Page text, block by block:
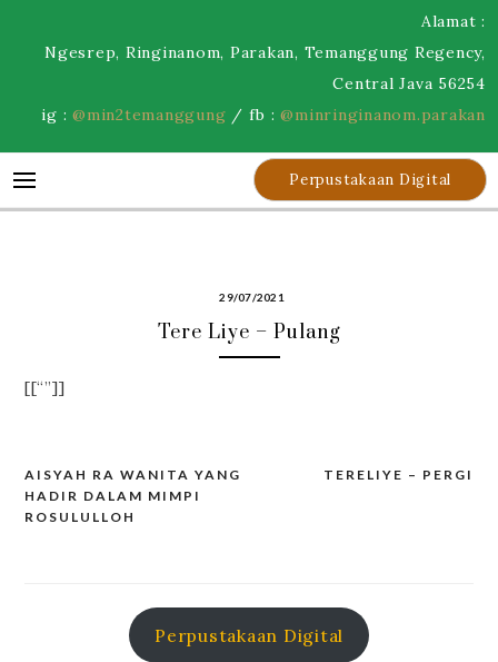
Alamat :
Ngesrep, Ringinanom, Parakan, Temanggung Regency,
Central Java 56254
ig :@min2temanggung / fb :@minringinanom.parakan
Perpustakaan Digital
29/07/2021
Tere Liye – Pulang
[[“”]]
Post
navigation
TERELIYE – PERGI
AISYAH RA WANITA YANG
HADIR DALAM MIMPI
ROSULULLOH
Perpustakaan Digital